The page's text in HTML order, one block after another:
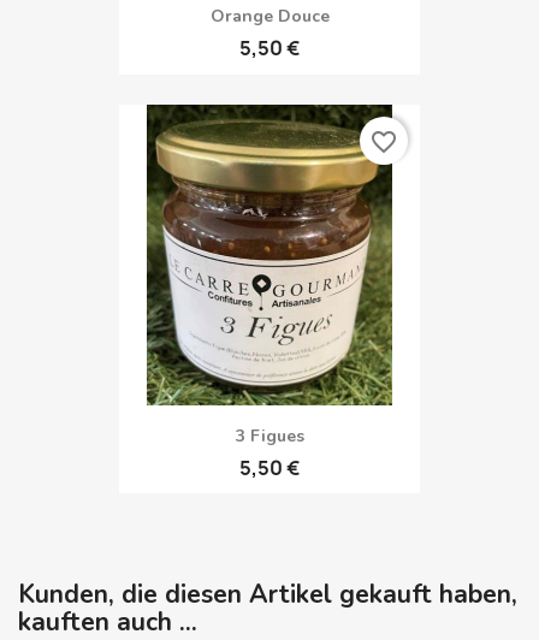
Orange Douce
5,50 €
3 Figues
5,50 €
favorite_border
Kunden, die diesen Artikel gekauft haben,
kauften auch ...